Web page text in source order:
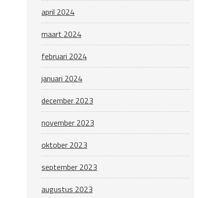
april 2024
maart 2024
februari 2024
januari 2024
december 2023
november 2023
oktober 2023
september 2023
augustus 2023